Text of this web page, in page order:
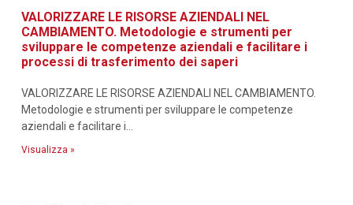
VALORIZZARE LE RISORSE AZIENDALI NEL
CAMBIAMENTO. Metodologie e strumenti per
sviluppare le competenze aziendali e facilitare i
processi di trasferimento dei saperi
VALORIZZARE LE RISORSE AZIENDALI NEL CAMBIAMENTO.
Metodologie e strumenti per sviluppare le competenze
aziendali e facilitare i...
Visualizza »